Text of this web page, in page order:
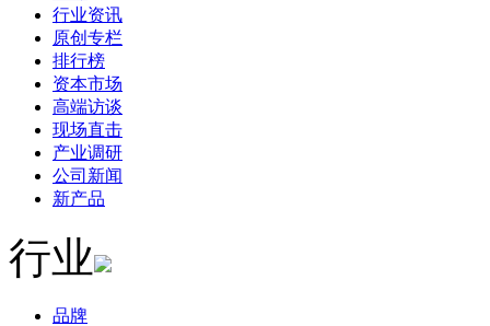
行业资讯
原创专栏
排行榜
资本市场
高端访谈
现场直击
产业调研
公司新闻
新产品
行业
品牌